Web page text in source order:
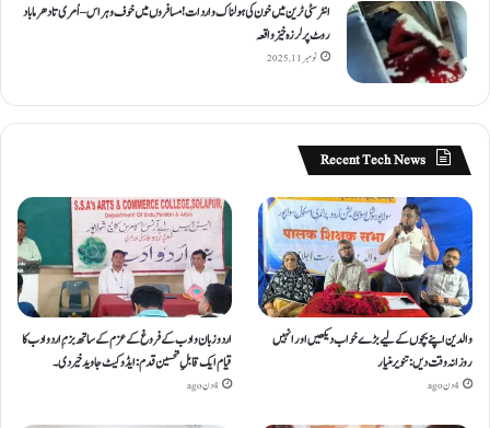
انٹر سٹی ٹرین میں خون کی ہولناک واردات! مسافروں میں خوف و ہراس – اُمری تا دھرما باد
روٹ پر لرزہ خیز واقعہ
نومبر 11, 2025
Recent Tech News
والدین اپنے بچوں کے لیے بڑے خواب دیکھیں اور انہیں
روزانہ وقت دیں : تنویر منیار
4 دن ago
اردو زبان و ادب کے فروغ کے عزم کے ساتھ بزمِ اردو ادب کا
قیام ایک قابلِ تحسین قدم : ایڈوکیٹ جاوید خیردی۔
4 دن ago